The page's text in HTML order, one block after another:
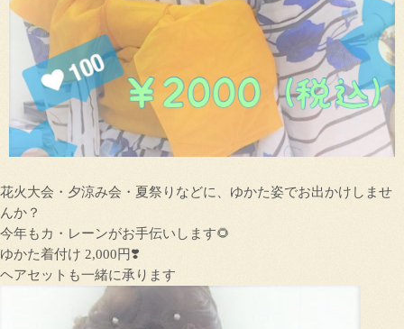
花火大会・夕涼み会・夏祭りなどに、ゆかた姿でお出かけしませ
んか？
今年もカ・レーンがお手伝いします🌻
ゆかた着付け 2,000円❣️
ヘアセットも一緒に承ります